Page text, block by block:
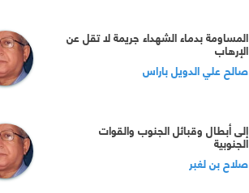
المساومة بدماء الشهداء جريمة لا تقل عن
الإرهاب
صالح علي الدويل باراس
إلى أبطال وقبائل الجنوب والقوات
الجنوبية
صلاح بن لغبر